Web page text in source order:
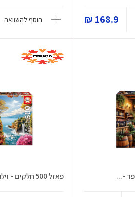
168.9 ₪ הוסף להשוואה
פאזל 500 חלקים - וילה על הים - e...